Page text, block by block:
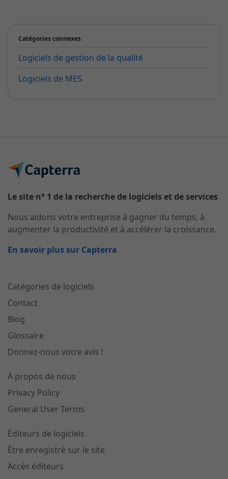
Catégories connexes
Logiciels de gestion de la qualité
Logiciels de MES
Le site n° 1 de la recherche de logiciels et de services
Nous aidons votre entreprise à gagner du temps, à
augmenter la productivité et à accélérer la croissance.
En savoir plus sur Capterra
Catégories de logiciels
Contact
Blog
Glossaire
Donnez-nous votre avis !
À propos de nous
Privacy Policy
General User Terms
Éditeurs de logiciels
Être enregistré sur le site
Accès éditeurs